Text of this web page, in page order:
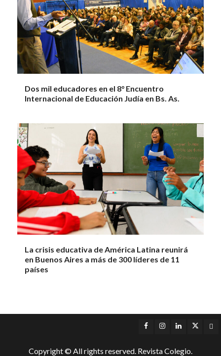
Dos mil educadores en el 8° Encuentro
Internacional de Educación Judía en Bs. As.
La crisis educativa de América Latina reunirá
en Buenos Aires a más de 300 líderes de 11
países
Facebook
Instagram
LinkedInTwitter
Copyright © All rights reserved. Revista Colegio.